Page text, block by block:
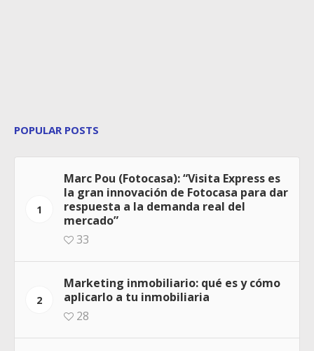
POPULAR POSTS
1
Marc Pou (Fotocasa): “Visita Express es
la gran innovación de Fotocasa para dar
respuesta a la demanda real del
mercado”
33
2
Marketing inmobiliario: qué es y cómo
aplicarlo a tu inmobiliaria
28